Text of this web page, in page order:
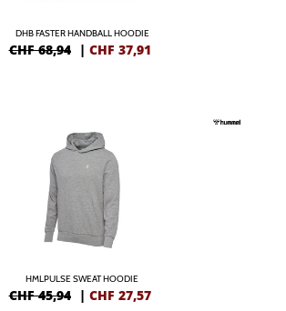
DHB FASTER HANDBALL HOODIE
CHF 68,94 | CHF 37,91
HMLPULSE SWEAT HOODIE
CHF 45,94 | CHF 27,57